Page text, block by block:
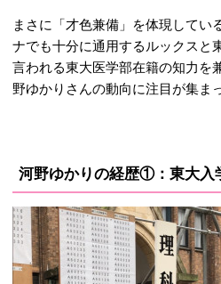
まさに「才色兼備」を体現してい
ナでも十分に通用するルックスと
言われる東大医学部在籍の知力を
野ゆかりさんの動向に注目が集ま
河野ゆかりの経歴①：東大入